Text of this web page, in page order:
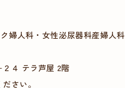
婦人科・女性泌尿器科産婦人科
４ テラ芦屋 2階
さい。